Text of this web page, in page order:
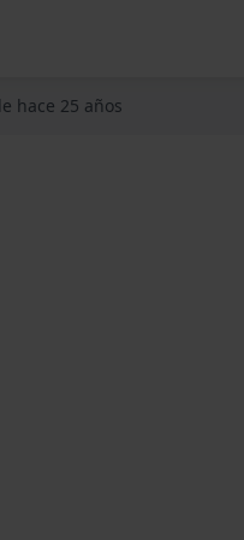
hace 25 años